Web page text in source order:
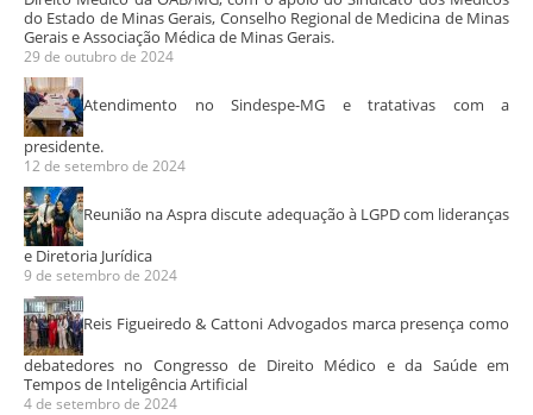
do Estado de Minas Gerais, Conselho Regional de Medicina de Minas
Gerais e Associação Médica de Minas Gerais.
29 de outubro de 2024
Atendimento no Sindespe-MG e tratativas com a
presidente.
12 de setembro de 2024
Reunião na Aspra discute adequação à LGPD com lideranças
e Diretoria Jurídica
9 de setembro de 2024
Reis Figueiredo & Cattoni Advogados marca presença como
debatedores no Congresso de Direito Médico e da Saúde em
Tempos de Inteligência Artificial
4 de setembro de 2024